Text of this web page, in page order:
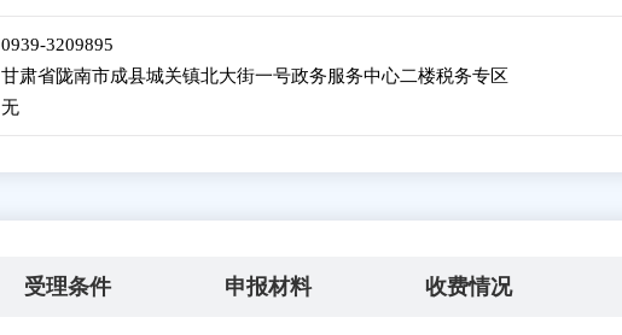
0939-3209895
甘肃省陇南市成县城关镇北大街一号政务服务中心二楼税务专区
无
受理条件 申报材料 收费情况